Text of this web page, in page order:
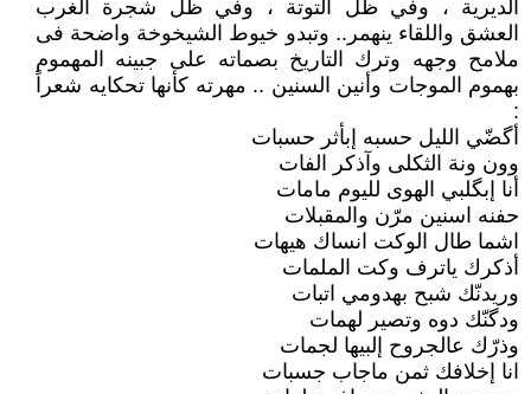
الديرية ، وفي ظل التوتة ، وفي ظل شجرة الغرب
العشق واللقاء ينهمر.. وتبدو خيوط الشيخوخة واضحة فى
ملامح وجهه وترك التاريخ بصماته على جبينه المهموم
بهموم الموجات وأنين السنين .. مهرته كأنها تحكايه شعراً
:
أگضّي الليل حسبه إبأثر حسبات
وون ونة الثكلى وآذكر الفات
أنا إبگلبي الهوى لليوم مامات
حفنه اسنين مرّن والمقبلات
اشما طال الوكت انساك هيهات
أذكرك ياترف وكت الملمات
وريدنّك شبح بهدومي اتبات
ودگنّك دوه وتصير لهمات
وذرّك عالجروح إلبيها لجمات
انا إخلافك ثمن ماجاب جسبات